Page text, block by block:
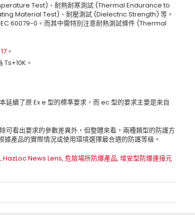
Test)、耐熱耐寒測試 (Thermal Endurance to
Material Test)、耐壓測試 (Dielectric Strength) 等。
60079-0。而其中需特別注意耐熱測試條件 (Thermal
。
Ts+10K。
續了原 Ex e 型的標準要求，而 ec 型的要求主要是來自
看出要求的參數差異外，但整體來看，兩種類型的防護方
產品的實際情況或使用環境選擇最合適的防護等級。
HazLoc News Lens, 危險場所防爆產品, 增安型防爆連接元